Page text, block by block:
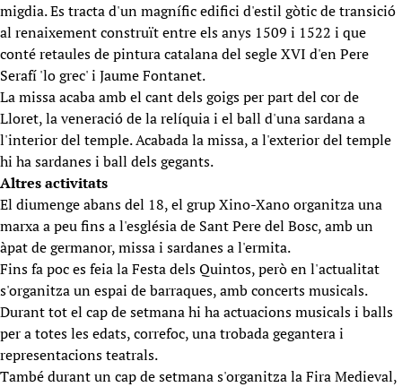
migdia. Es tracta d'un magnífic edifici d'estil gòtic de transició
al renaixement construït entre els anys 1509 i 1522 i que
conté retaules de pintura catalana del segle XVI d'en Pere
Serafí 'lo grec' i Jaume Fontanet.
La missa acaba amb el cant dels goigs per part del cor de
Lloret, la veneració de la relíquia i el ball d'una sardana a
l'interior del temple. Acabada la missa, a l'exterior del temple
hi ha sardanes i ball dels gegants.
Altres activitats
El diumenge abans del 18, el grup Xino-Xano organitza una
marxa a peu fins a l'església de Sant Pere del Bosc, amb un
àpat de germanor, missa i sardanes a l'ermita.
Fins fa poc es feia la Festa dels Quintos, però en l'actualitat
s'organitza un espai de barraques, amb concerts musicals.
Durant tot el cap de setmana hi ha actuacions musicals i balls
per a totes les edats, correfoc, una trobada gegantera i
representacions teatrals.
També durant un cap de setmana s'organitza la Fira Medieval,